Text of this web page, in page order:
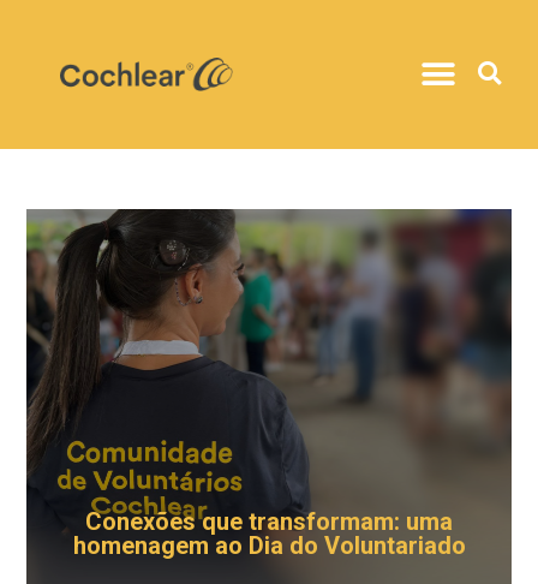
Conexões que transformam: uma
homenagem ao Dia do Voluntariado